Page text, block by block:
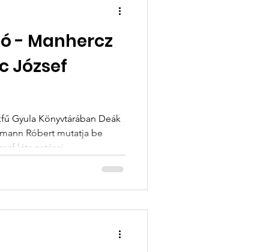
találkozóhelye
- Manhercz
József
1843–1867
Gyula Könyvtárában Deák
Róbert mutatja be
látogatásai